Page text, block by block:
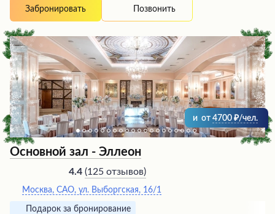
Забронировать Позвонить
и от 4700 /чел.
Основной зал - Эллеон
4.4 (125 отзывов)
Москва, САО, ул. Выборгская, 16/1
Подарок за бронирование